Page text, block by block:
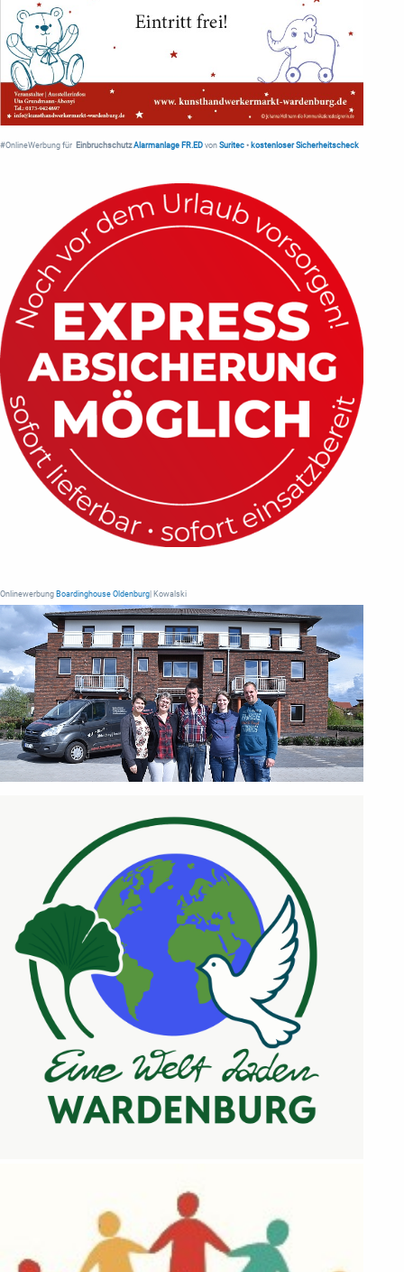
#OnlineWerbung für Einbruchschutz Alarmanlage FR.ED von Suritec • kostenloser Sicherheitscheck
Onlinewerbung Boardinghouse Oldenburg | Kowalski